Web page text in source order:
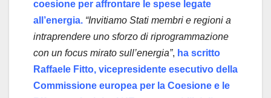
coesione per affrontare le spese legate
all’energia. “Invitiamo Stati membri e regioni a
intraprendere uno sforzo di riprogrammazione
con un focus mirato sull’energia”, ha scritto
Raffaele Fitto, vicepresidente esecutivo della
Commissione europea per la Coesione e le